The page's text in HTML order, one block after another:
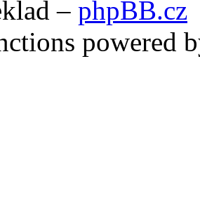
– phpBB.cz
powered